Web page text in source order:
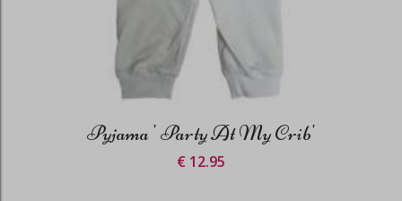
Pyjama ' Party At My Crib'
€ 12.95